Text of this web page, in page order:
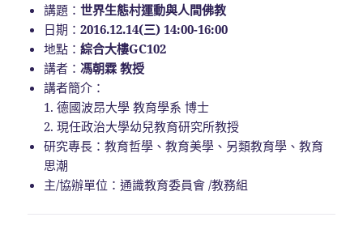
講題：世界生態村運動與人間佛教
日期：2016.12.14(三) 14:00-16:00
地點：綜合大樓GC102
講者：馮朝霖 教授
講者簡介：
1. 德國波昂大學 教育學系 博士
2. 現任政治大學幼兒教育研究所教授
研究專長：教育哲學、教育美學、另類教育學、教育
思潮
主/協辦單位：通識教育委員會 /教務組